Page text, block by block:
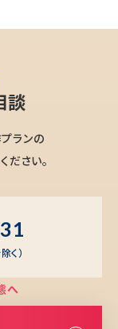
談
ランの
ださい。
く）
へ